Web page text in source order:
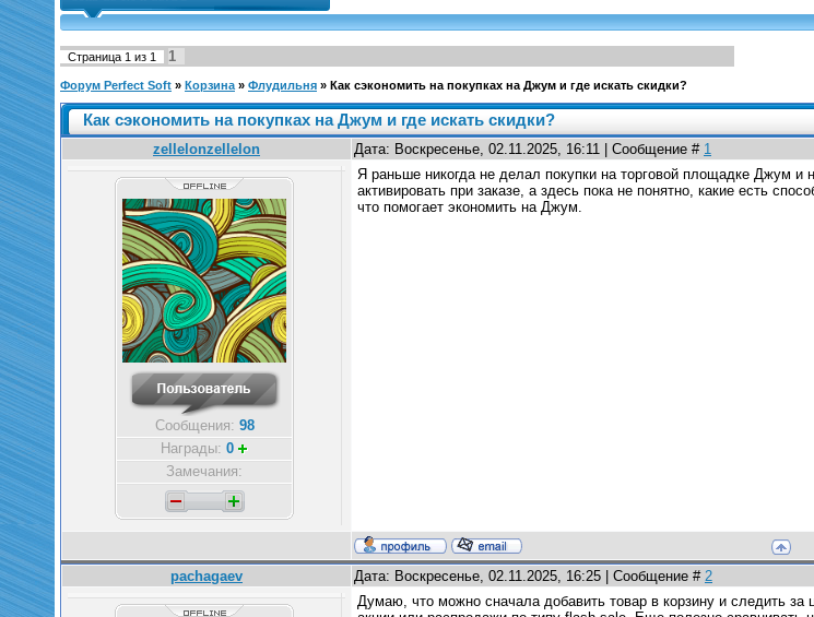
Страница 1 из 1 1
Форум Perfect Soft » Корзина » Флудильня » Как сэкономить на покупках на Джум и где искать скидки?
Как сэкономить на покупках на Джум и где искать скидки?
zellelonzellelon Дата: Воскресенье, 02.11.2025, 16:11 | Сообщение # 1
Сообщения: 98
Награды: 0
Замечания:
Я раньше никогда не делал покупки на торговой площадке Джум
активировать при заказе, а здесь пока не понятно, какие есть
что помогает экономить на Джум.
pachagaev Дата: Воскресенье, 02.11.2025, 16:25 | Сообщение # 2
Думаю, что можно сначала добавить товар в корзину и следить за